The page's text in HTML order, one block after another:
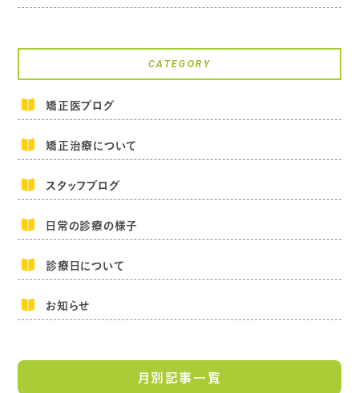
CATEGORY
矯正医ブログ
矯正治療について
スタッフブログ
日常の診療の様子
診療日について
お知らせ
月別記事一覧